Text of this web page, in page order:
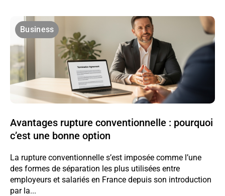
Business
Avantages rupture conventionnelle : pourquoi
c’est une bonne option
La rupture conventionnelle s’est imposée comme l’une
des formes de séparation les plus utilisées entre
employeurs et salariés en France depuis son introduction
par la...